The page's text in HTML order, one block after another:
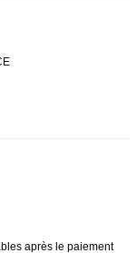
après le paiement